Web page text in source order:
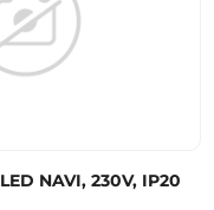
NAVI, 230V, IP20